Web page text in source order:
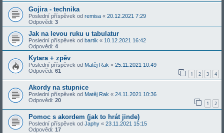
Gojira - technika
Poslední příspěvek od remisa « 20.12.2021 7:29
Odpovědi: 3
Jak na levou ruku u tabulatur
Poslední příspěvek od bartik « 10.12.2021 16:42
Odpovědi: 4
Kytara + zpěv
Poslední příspěvek od Matěj Rak « 25.11.2021 10:49
Odpovědi: 61 1 2 3 4
Akordy na stupnice
Poslední příspěvek od Matěj Rak « 24.11.2021 10:36
Odpovědi: 20 1 2
Pomoc s akordem (jak to hrát jinde)
Poslední příspěvek od Japhy « 23.11.2021 15:15
Odpovědi: 17